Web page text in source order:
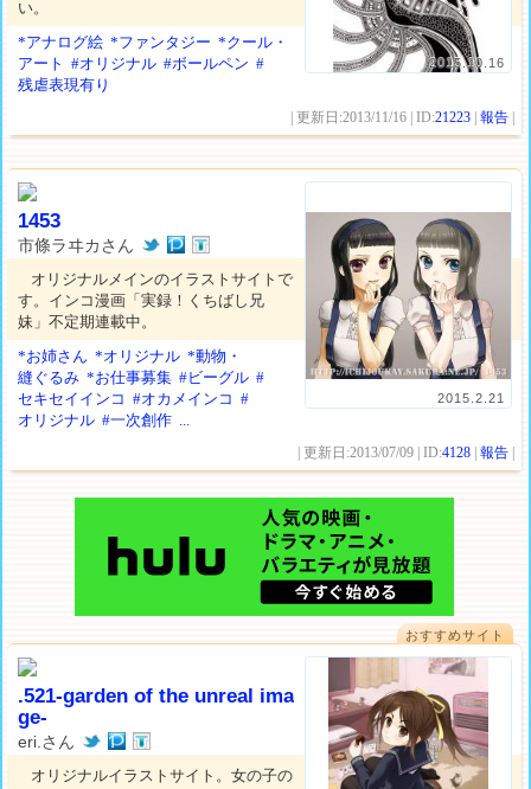
2015.10.16
い。
*アナログ絵 *ファンタジー *クール・
アート
#オリジナル #ボールペン #
残虐表現有り
| 更新日:2013/11/16 | ID:21223 |報告
2015.2.21
1453
市條ラヰカさん
オリジナルメインのイラストサイトで
す。インコ漫画「実録！くちばし兄
妹」不定期連載中。
*お姉さん *オリジナル *動物・
縫ぐるみ *お仕事募集 #ビーグル #
セキセイインコ #オカメインコ #
オリジナル #一次創作 ...
| 更新日:2013/07/09 | ID:4128 |報告
おすすめサイト
.521-garden of the unreal ima
ge-
eri.さん
オリジナルイラストサイト。女の子の